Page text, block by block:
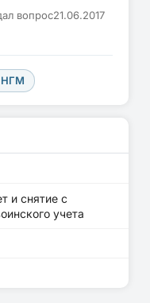
вопрос21.06.2017
НГМ
и снятие с
учета